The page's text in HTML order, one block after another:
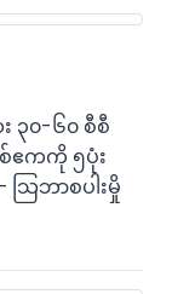
၃၀-၆၀ စီစီ
ဧကကို ၅ပုံး
ြဘာစပါးမှို